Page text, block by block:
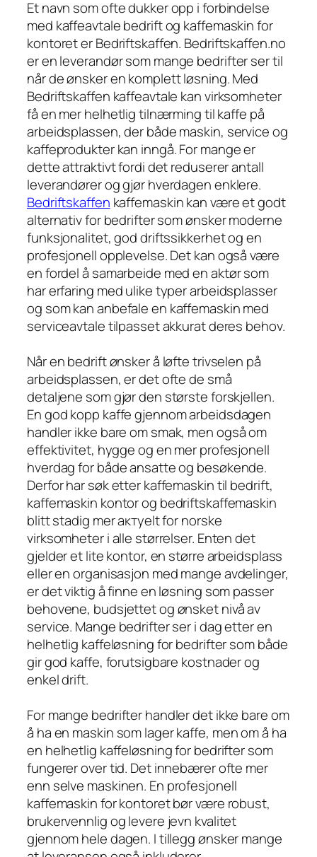
Et navn som ofte dukker opp i forbindelse
med kaffeavtale bedrift og kaffemaskin for
kontoret er Bedriftskaffen. Bedriftskaffen.no
er en leverandør som mange bedrifter ser til
når de ønsker en komplett løsning. Med
Bedriftskaffen kaffeavtale kan virksomheter
få en mer helhetlig tilnærming til kaffe på
arbeidsplassen, der både maskin, service og
kaffeprodukter kan inngå. For mange er
dette attraktivt fordi det reduserer antall
leverandører og gjør hverdagen enklere.
Bedriftskaffen kaffemaskin kan være et godt
alternativ for bedrifter som ønsker moderne
funksjonalitet, god driftssikkerhet og en
profesjonell opplevelse. Det kan også være
en fordel å samarbeide med en aktør som
har erfaring med ulike typer arbeidsplasser
og som kan anbefale en kaffemaskin med
serviceavtale tilpasset akkurat deres behov.
Når en bedrift ønsker å løfte trivselen på
arbeidsplassen, er det ofte de små
detaljene som gjør den største forskjellen.
En god kopp kaffe gjennom arbeidsdagen
handler ikke bare om smak, men også om
effektivitet, hygge og en mer profesjonell
hverdag for både ansatte og besøkende.
Derfor har søk etter kaffemaskin til bedrift,
kaffemaskin kontor og bedriftskaffemaskin
blitt stadig mer актуelt for norske
virksomheter i alle størrelser. Enten det
gjelder et lite kontor, en større arbeidsplass
eller en organisasjon med mange avdelinger,
er det viktig å finne en løsning som passer
behovene, budsjettet og ønsket nivå av
service. Mange bedrifter ser i dag etter en
helhetlig kaffeløsning for bedrifter som både
gir god kaffe, forutsigbare kostnader og
enkel drift.
For mange bedrifter handler det ikke bare om
å ha en maskin som lager kaffe, men om å ha
en helhetlig kaffeløsning for bedrifter som
fungerer over tid. Det innebærer ofte mer
enn selve maskinen. En profesjonell
kaffemaskin for kontoret bør være robust,
brukervennlig og levere jevn kvalitet
gjennom hele dagen. I tillegg ønsker mange